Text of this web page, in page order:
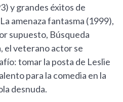
y grandes éxitos de
amenaza fantasma (1999),
supuesto, Búsqueda
el veterano actor se
tomar la posta de Leslie
para la comedia en la
desnuda.